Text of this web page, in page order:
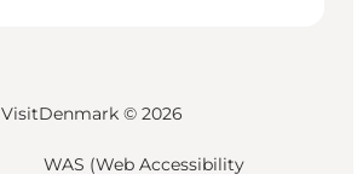
VisitDenmark © 2026
WAS (Web Accessibility